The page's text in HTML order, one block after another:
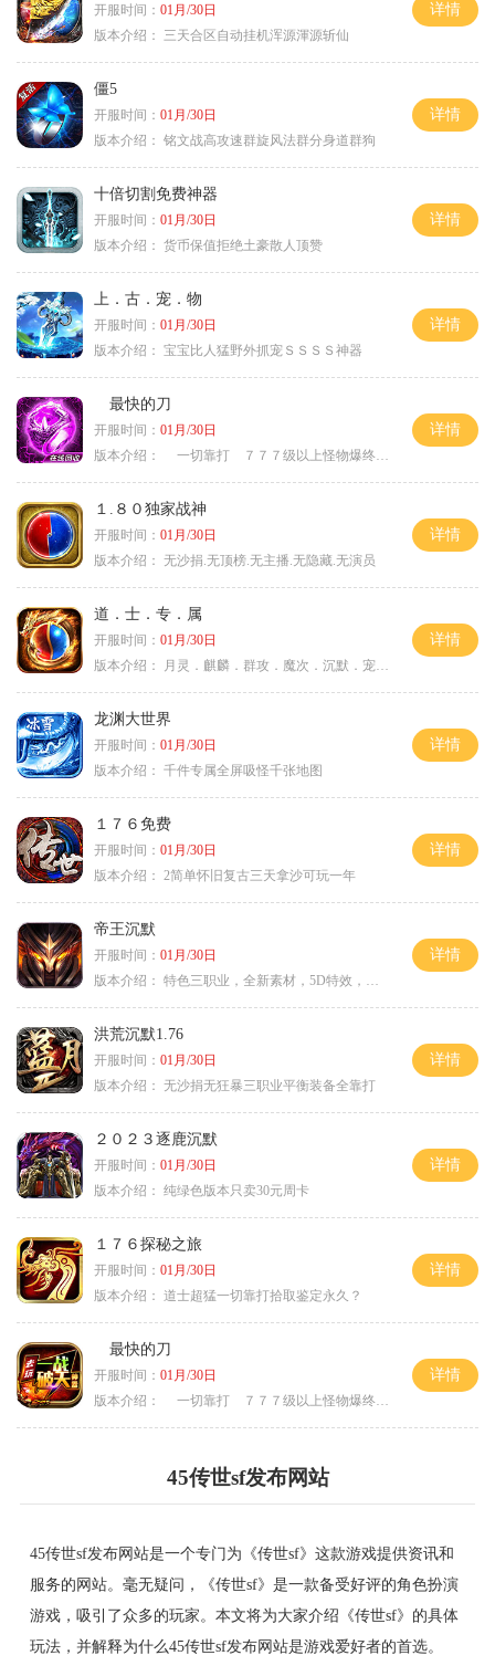
开服时间： 01月/30日
版本介绍：
三天合区自动挂机浑源渾源斩仙
详情
僵5
开服时间： 01月/30日
版本介绍： 铭文战高攻速群旋风法群分身道群狗
详情
十倍切割免费神器
开服时间： 01月/30日
版本介绍： 货币保值拒绝土豪散人顶赞
详情
上．古．宠．物
开服时间： 01月/30日
版本介绍： 宝宝比人猛野外抓宠ＳＳＳＳ神器
详情
最快的刀
开服时间： 01月/30日
版本介绍：
一切靠打 ７７７级以上怪物爆终极
详情
１.８０独家战神
开服时间： 01月/30日
版本介绍： 无沙捐.无顶榜.无主播.无隐藏.无演员
详情
道．士．专．属
开服时间： 01月/30日
版本介绍：
月灵．麒麟．群攻．魔次．沉默．宠物．暗黑
详情
龙渊大世界
开服时间： 01月/30日
版本介绍： 千件专属全屏吸怪千张地图
详情
１７６免费
开服时间： 01月/30日
版本介绍：
2简单怀旧复古三天拿沙可玩一年
详情
帝王沉默
开服时间： 01月/30日
版本介绍： 特色三职业，全新素材，5D特效，不卡图
详情
洪荒沉默1.76
开服时间： 01月/30日
版本介绍： 无沙捐无狂暴三职业平衡装备全靠打
详情
２０２３逐鹿沉默
开服时间： 01月/30日
版本介绍： 纯绿色版本只卖30元周卡
详情
１７６探秘之旅
开服时间： 01月/30日
版本介绍： 道士超猛一切靠打拾取鉴定永久？
详情
最快的刀
开服时间： 01月/30日
版本介绍：
一切靠打 ７７７级以上怪物爆终极
详情
45传世sf发布网站
45传世sf发布网站是一个专门为《传世sf》这款游戏提供资讯和
服务的网站。毫无疑问，《传世sf》是一款备受好评的角色扮演
游戏，吸引了众多的玩家。本文将为大家介绍《传世sf》的具体
玩法，并解释为什么45传世sf发布网站是游戏爱好者的首选。